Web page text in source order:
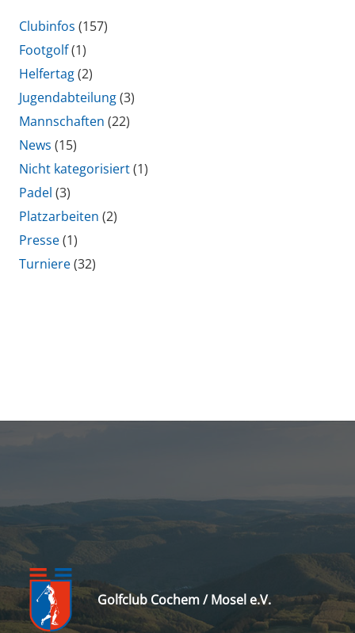
Clubinfos (157)
Footgolf(1)
Helfertag(2)
Jugendabteilung(3)
Mannschaften (22)
News (15)
Nicht kategorisiert(1)
Padel (3)
Platzarbeiten (2)
Presse(1)
Turniere(32)
Golfclub Cochem / Mosel e.V.